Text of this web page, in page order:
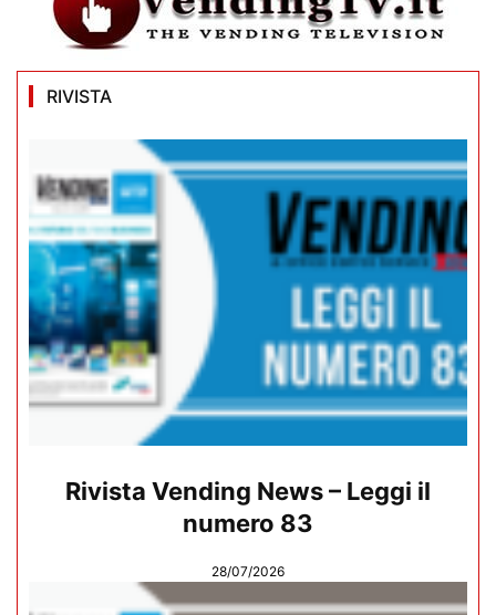
RIVISTA
Rivista Vending News – Leggi il
numero 83
28/07/2026